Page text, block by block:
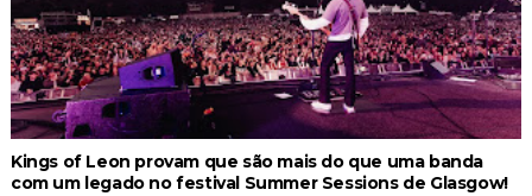
Kings of Leon provam que são mais do que uma banda
com um legado no festival Summer Sessions de Glasgow!